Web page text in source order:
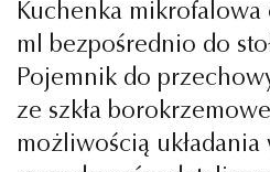
Kuchenka
ml bezpośrednio do
Pojemnik do
ze szkła
możliwością układania